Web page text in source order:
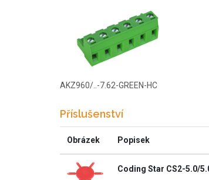
AKZ960/..-7.62-GREEN-HC
Příslušenství
Obrázek Popisek
Coding Star CS2-5.0/